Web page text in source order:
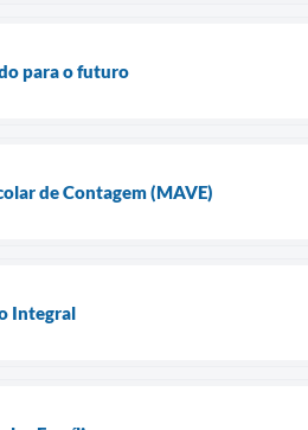
para o futuro
de Contagem (MAVE)
Integral